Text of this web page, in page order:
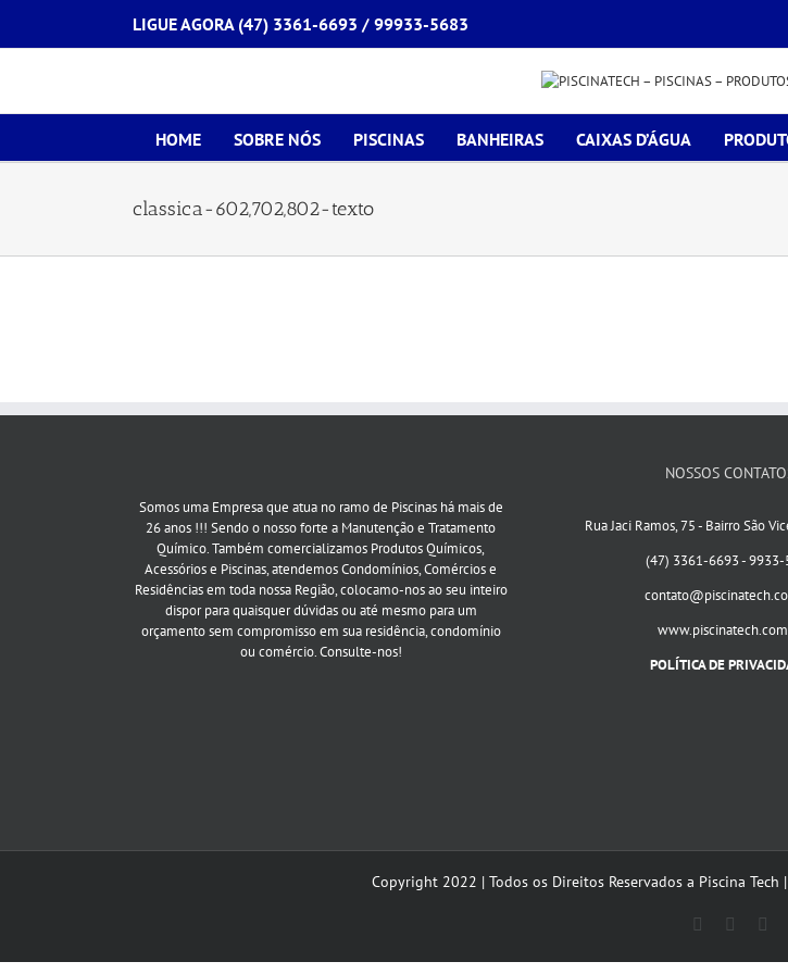
o
LIGUE AGORA (47) 3361-6693 / 99933-5683
HOME SOBRE NÓS PISCINAS BANHEIRAS CAIXAS D’ÁGUA
classica-602,702,802-texto
Somos uma Empresa que atua no ramo de Piscinas há mais de
26 anos !!! Sendo o nosso forte a Manutenção e Tratamento
Químico. Também comercializamos Produtos Químicos,
Acessórios e Piscinas, atendemos Condomínios, Comércios e
Residências em toda nossa Região, colocamo-nos ao seu inteiro
dispor para quaisquer dúvidas ou até mesmo para um
orçamento sem compromisso em sua residência, condomínio
ou comércio. Consulte-nos!
NOSSOS
Rua Jaci Ramos, 75 - Bairro São
(47) 3361-6693 - 9933-
POLÍTICA DE
Copyright 2022 | Todos os Direitos Reservados a Piscina
Facebook